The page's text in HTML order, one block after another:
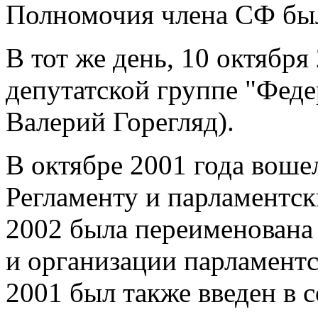
Полномочия члена СФ
В тот же день, 10 октября
депутатской группе
Валерий Горегляд).
В октябре 2001 года
Регламенту и
2002 была
и организации
2001 был также введен в